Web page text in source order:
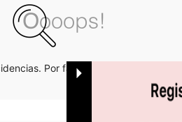
Por favor inténtalo de nuevo.